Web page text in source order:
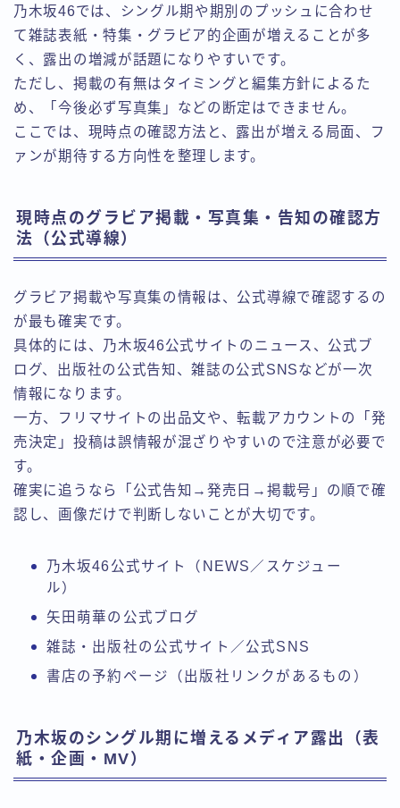
乃木坂46では、シングル期や期別のプッシュに合わせ
て雑誌表紙・特集・グラビア的企画が増えることが多
く、露出の増減が話題になりやすいです。
ただし、掲載の有無はタイミングと編集方針によるた
め、「今後必ず写真集」などの断定はできません。
ここでは、現時点の確認方法と、露出が増える局面、フ
ァンが期待する方向性を整理します。
現時点のグラビア掲載・写真集・告知の確認方
法（公式導線）
グラビア掲載や写真集の情報は、公式導線で確認するの
が最も確実です。
具体的には、乃木坂46公式サイトのニュース、公式ブ
ログ、出版社の公式告知、雑誌の公式SNSなどが一次
情報になります。
一方、フリマサイトの出品文や、転載アカウントの「発
売決定」投稿は誤情報が混ざりやすいので注意が必要で
す。
確実に追うなら「公式告知→発売日→掲載号」の順で確
認し、画像だけで判断しないことが大切です。
乃木坂46公式サイト（NEWS／スケジュー
ル）
矢田萌華の公式ブログ
雑誌・出版社の公式サイト／公式SNS
書店の予約ページ（出版社リンクがあるもの）
乃木坂のシングル期に増えるメディア露出（表
紙・企画・MV）